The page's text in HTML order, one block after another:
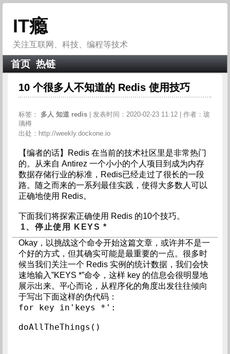
IT瘾
关注互联网、科技、编程等技术
首页 热链
10 个很多人不知道的 Redis 使用技巧
标签： 多人 知道 redis
| 发表时间：2020-02-23 11:12 | 作者：玻
璃樽
出处：http://weekly.dockone.io
【编者的话】Redis 在当前的技术社区里是非常热门
的。从来自 Antirez 一个小小的个人项目到成为内存
数据存储行业的标准，Redis已经走过了很长的一段
路。随之而来的一系列最佳实践，使得大多数人可以
正确地使用 Redis。
下面我们将探索正确使用 Redis 的10个技巧。
1、停止使用 KEYS *
Okay，以挑战这个命令开始这篇文章，或许并不是一
个好的方式，但其确实可能是最重要的一点。很多时
候当我们关注一个 Redis 实例的统计数据，我们会快
速地输入”KEYS *”命令，这样 key 的信息会很明显地
展示出来。平心而论，从程序化的角度出发往往倾向
于写出下面这样的伪代码：
for key in'keys *':
doAllTheThings()